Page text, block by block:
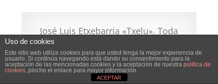
José Luis Etxebarria «Txelu». Toda
una vida dedicada a las danzas y la
música vasca.
Homenaje a José Luis Etxebarria
Noticias relacionadas con el homenaje a
Uso de cookies
Este sitio web utiliza cookies para que usted tenga la mejor experiencia de
usuario. Si continúa navegando está dando su consentimiento para la
aceptación de las mencionadas cookies y la aceptación de nuestra política de
cookies, pinche el enlace para mayor información.
ACEPTAR